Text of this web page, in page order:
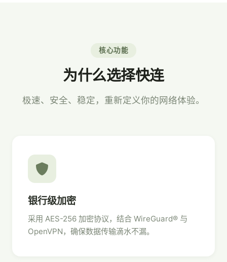
核心功能
为什么选择快连
极速、安全、稳定，重新定义你的网络体验。
银行级加密
采用 AES-256 加密协议，结合 WireGuard® 与
OpenVPN，确保数据传输滴水不漏。